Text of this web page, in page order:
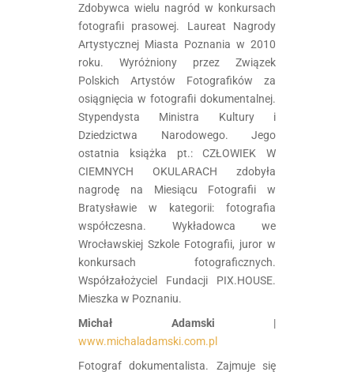
Zdobywca wielu nagród w konkursach
fotografii prasowej. Laureat Nagrody
Artystycznej Miasta Poznania w 2010
roku. Wyróżniony przez Związek
Polskich Artystów Fotografików za
osiągnięcia w fotografii dokumentalnej.
Stypendysta Ministra Kultury i
Dziedzictwa Narodowego. Jego
ostatnia książka pt.: CZŁOWIEK W
CIEMNYCH OKULARACH​ zdobyła
nagrodę na Miesiącu Fotografii w
Bratysławie w kategorii: fotografia
współczesna. Wykładowca we
Wrocławskiej Szkole Fotografii, juror w
konkursach fotograficznych.
Współzałożyciel Fundacji PIX.HOUSE.
Mieszka w Poznaniu.
Michał Adamski |
www.michaladamski.com.pl
Fotograf dokumentalista. Zajmuje się